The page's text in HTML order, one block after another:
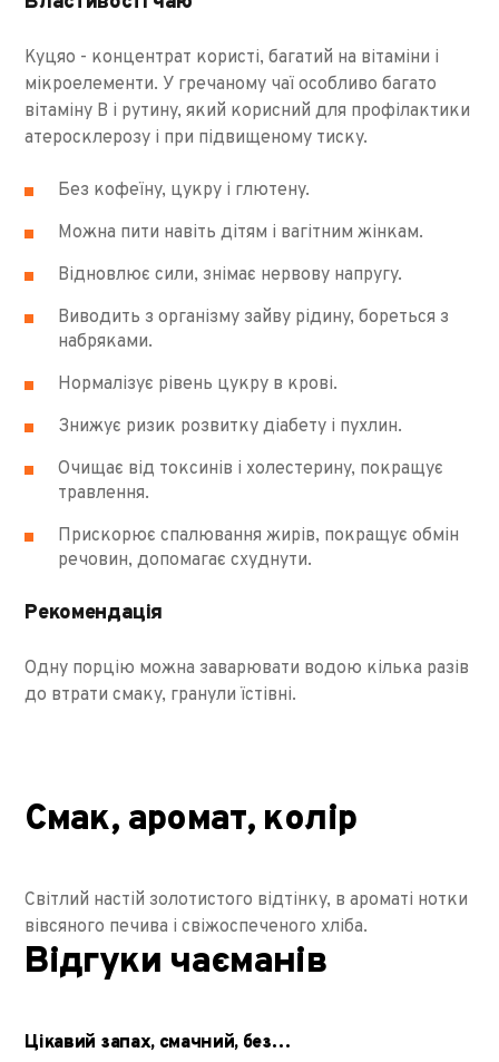
Куцяо - концентрат користі, багатий на вітаміни і
мікроелементи. У гречаному чаї особливо багато
вітаміну В і рутину, який корисний для профілактики
атеросклерозу і при підвищеному тиску.
Без кофеїну, цукру і глютену.
Можна пити навіть дітям і вагітним жінкам.
Відновлює сили, знімає нервову напругу.
Виводить з організму зайву рідину, бореться з
набряками.
Нормалізує рівень цукру в крові.
Знижує ризик розвитку діабету і пухлин.
Очищає від токсинів і холестерину, покращує
травлення.
Прискорює спалювання жирів, покращує обмін
речовин, допомагає схуднути.
Рекомендація
Одну порцію можна заварювати водою кілька разів
до втрати смаку, гранули їстівні.
Смак, аромат, колір
Світлий настій золотистого відтінку, в ароматі нотки
вівсяного печива і свіжоспеченого хліба.
Відгуки чаєманів
Цікавий запах, смачний, без…